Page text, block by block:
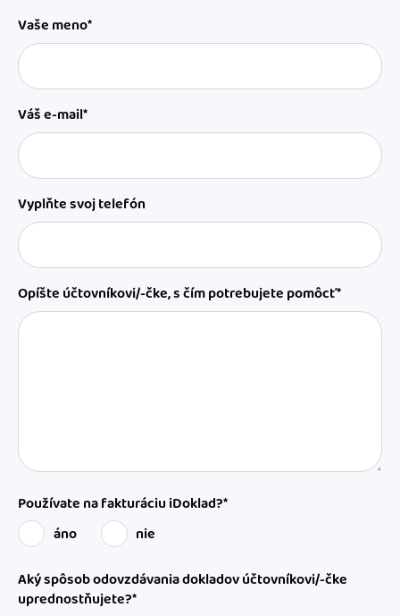
Vaše meno*
Váš e-mail*
Vyplňte svoj telefón
Opíšte účtovníkovi/-čke, s čím potrebujete pomôcť*
Používate na fakturáciu iDoklad?*
áno
nie
Aký spôsob odovzdávania dokladov účtovníkovi/-čke
uprednostňujete?*